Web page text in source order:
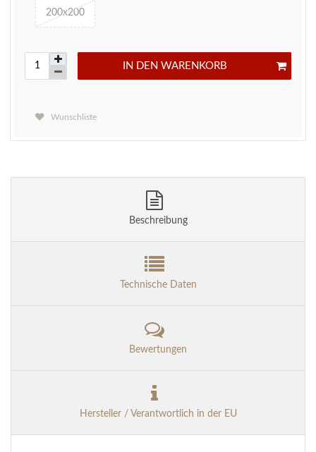
200x200
IN DEN WARENKORB
Wunschliste
Beschreibung
Technische Daten
Bewertungen
Hersteller / Verantwortlich in der EU